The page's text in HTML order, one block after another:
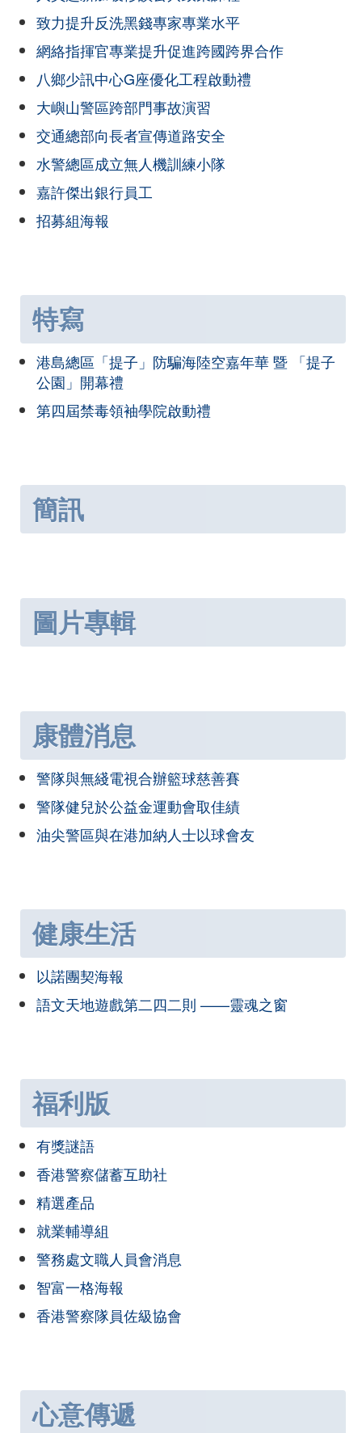
致力提升反洗黑錢專家專業水平
網絡指揮官專業提升促進跨國跨界合作
八鄉少訊中心G座優化工程啟動禮
大嶼山警區跨部門事故演習
交通總部向長者宣傳道路安全
水警總區成立無人機訓練小隊
嘉許傑出銀行員工
招募組海報
特寫
港島總區「提子」防騙海陸空嘉年華 暨 「提子
公園」開幕禮
第四屆禁毒領袖學院啟動禮
簡訊
圖片專輯
康體消息
警隊與無綫電視合辦籃球慈善賽
警隊健兒於公益金運動會取佳績
油尖警區與在港加納人士以球會友
健康生活
以諾團契海報
語文天地遊戲第二四二則 ——靈魂之窗
福利版
有獎謎語
香港警察儲蓄互助社
精選產品
就業輔導組
警務處文職人員會消息
智富一格海報
香港警察隊員佐級協會
心意傳遞